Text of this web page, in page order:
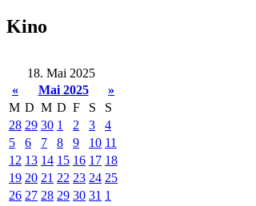
Kino
18. Mai 2025
«
Mai 2025
»
M D M D F S
S
28 29 30 1 2 3
4
5
6 7 8 9 10 11
12 13 14 15 16 17 18
19 20 21 22 23 24 25
26 27 28 29 30 31 1